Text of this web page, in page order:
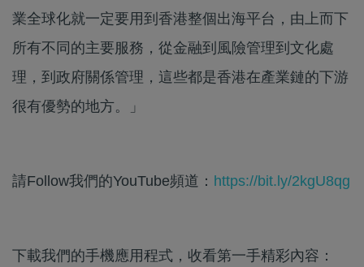
業全球化就一定要用到香港整個出海平台，由上而下
所有不同的主要服務，從金融到風險管理到文化處
理，到政府關係管理，這些都是香港在產業鏈的下游
很有優勢的地方​。」
請Follow我們的YouTube頻道： https://bit.ly/2kgU8qg
下載我們的手機應用程式，收看第一手精彩內容：